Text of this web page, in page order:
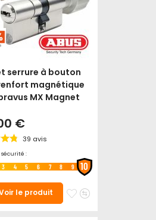
serrure à bouton
magnétique
MX Magnet
€
39 avis
:
3 4 5 6 7 8 9 10
le produit
AjouterAjouter